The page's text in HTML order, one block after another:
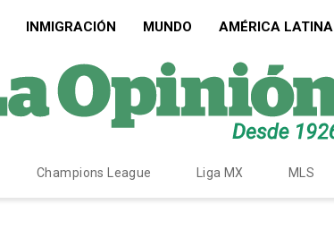
INMIGRACIÓN MUNDO AMÉRICA LATINA
Champions League Liga MX MLS